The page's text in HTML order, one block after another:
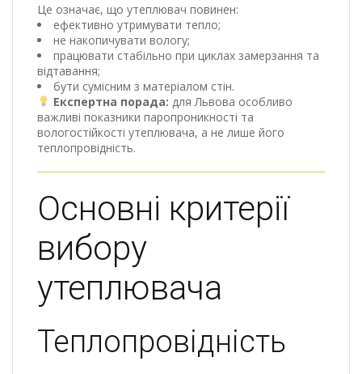
Це означає, що утеплювач повинен:
ефективно утримувати тепло;
не накопичувати вологу;
працювати стабільно при циклах замерзання та
відтавання;
бути сумісним з матеріалом стін.
Експертна порада: для Львова особливо
важливі показники паропроникності та
вологостійкості утеплювача, а не лише його
теплопровідність.
Основні критерії
вибору
утеплювача
Теплопровідність